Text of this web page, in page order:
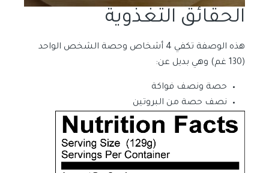
الحقائق التغذوية
هذه الوصفة تكفي 4 أشخاص وحصة الشخص الواحد
(130 غم) وهي بديل عن:
حصة ونصف فواكة
نصف حصة من البروتين